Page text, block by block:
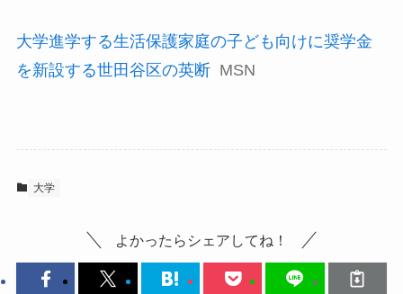
大学進学する生活保護家庭の子ども向けに奨学金
を新設する世田谷区の英断 MSN
大学
よかったらシェアしてね！